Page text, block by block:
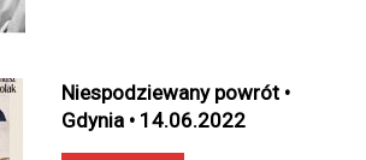
Niespodziewany powrót •
Gdynia • 14.06.2022